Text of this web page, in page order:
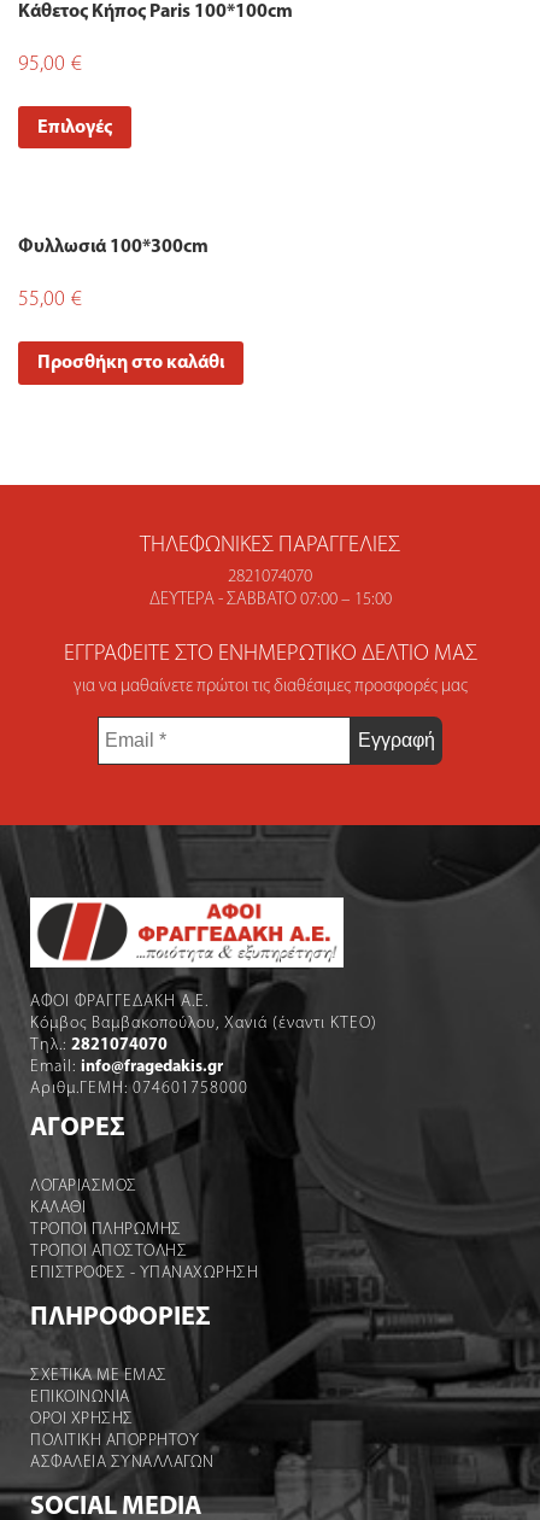
Κάθετος Κήπος Paris 100*100cm
95,00 €
Επιλογές
Φυλλωσιά 100*300cm
55,00 €
Προσθήκη στο καλάθι
ΤΗΛΕΦΩΝΙΚΈΣ ΠΑΡΑΓΓΕΛΊΕΣ
2821074070
ΔΕΥΤΈΡΑ - ΣΆΒΒΑΤΟ 07:00 – 15:00
ΕΓΓΡΑΦΕΊΤΕ ΣΤΟ ΕΝΗΜΕΡΩΤΙΚΌ ΔΕΛΤΊΟ ΜΑΣ
για να μαθαίνετε πρώτοι τις διαθέσιμες προσφορές μας
Email
ΑΦΟΙ ΦΡΑΓΓΕΔΑΚΗ Α.Ε.
Κόμβος Βαμβακοπούλου, Χανιά (έναντι ΚΤΕΟ)
Τηλ.: 2821074070
Email: info@fragedakis.gr
Αριθμ.ΓΕΜΗ: 074601758000
ΑΓΟΡΕΣ
ΛΟΓΑΡΙΑΣΜΌΣ
ΚΑΛΆΘΙ
ΤΡΟΠΟΙ ΠΛΗΡΩΜΗΣ
ΤΡΟΠΟΙ ΑΠΟΣΤΟΛΉΣ
ΕΠΙΣΤΡΟΦΕΣ - ΥΠΑΝΑΧΩΡΗΣΗ
ΠΛΗΡΟΦΟΡΙΕΣ
ΣΧΕΤΙΚΑ ΜΕ ΕΜΑΣ
ΕΠΙΚΟΙΝΩΝΙΑ
ΟΡΟΙ ΧΡΉΣΗΣ
ΠΟΛΙΤΙΚΗ ΑΠΟΡΡΗΤΟΥ
ΑΣΦΑΛΕΙΑ ΣΥΝΑΛΛΑΓΩΝ
SOCIAL MEDIA